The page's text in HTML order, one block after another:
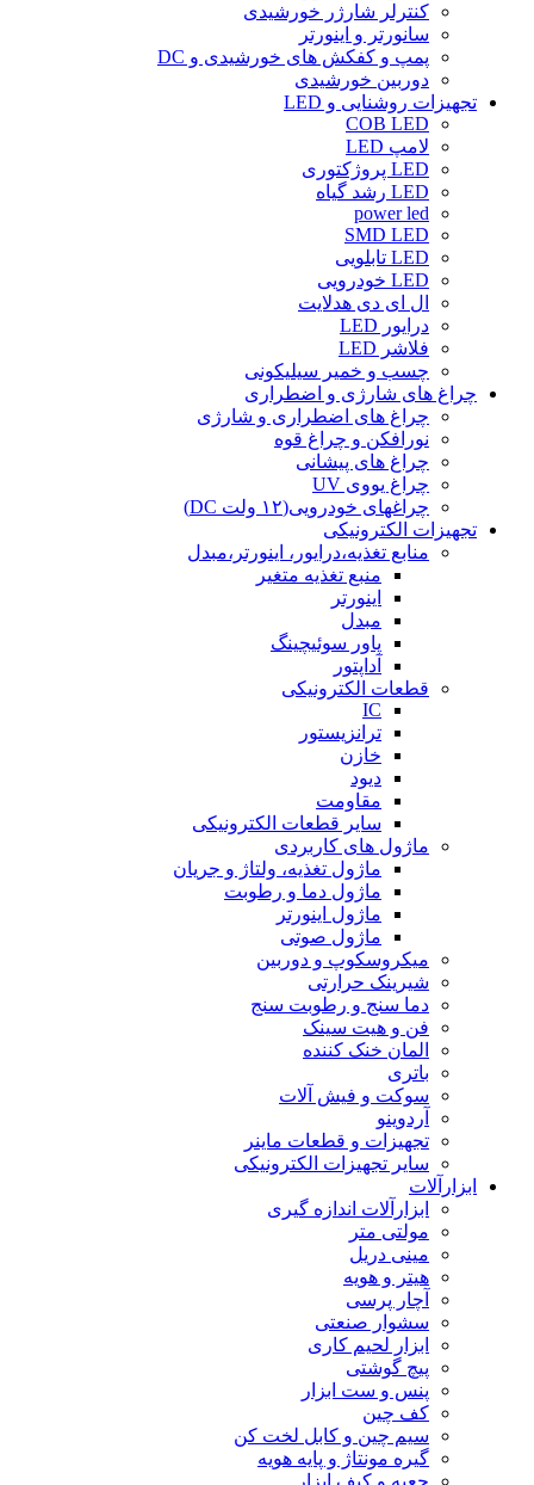
کنترلر شارژر خورشیدی
سانورتر و اینورتر
پمپ و کفکش های خورشیدی و DC
دوربین خورشیدی
تجهیزات روشنایی و LED
COB LED
لامپ LED
LED پروژکتوری
LED رشد گیاه
power led
SMD LED
LED تابلویی
LED خودرویی
ال ای دی هدلایت
درایور LED
فلاشر LED
چسب و خمیر سیلیکونی
چراغ های شارژی و اضطراری
چراغ های اضطراری و شارژی
نورافکن و چراغ قوه
چراغ های پیشانی
چراغ یووی UV
چراغهای خودرویی(۱۲ ولت DC)
تجهیزات الکترونیکی
منابع تغذیه،درایور، اینورتر،مبدل
منبع تغذیه متغیر
اینورتر
مبدل
پاور سوئیچینگ
آداپتور
قطعات الکترونیکی
IC
ترانزیستور
خازن
دیود
مقاومت
سایر قطعات الکترونیکی
ماژول های کاربردی
ماژول تغذیه، ولتاژ و جریان
ماژول دما و رطوبت
ماژول اینورتر
ماژول صوتی
میکروسکوپ و دوربین
شیرینک حرارتی
دما سنج و رطوبت سنج
فن و هیت سینک
المان خنک کننده
باتری
سوکت و فیش آلات
آردوینو
تجهیزات و قطعات ماینر
سایر تجهیزات الکترونیکی
ابزارآلات
ابزارآلات اندازه گیری
مولتی متر
مینی دریل
هیتر و هویه
آچار پرسی
سشوار صنعتی
ابزار لحیم کاری
پیچ گوشتی
پنس و ست ابزار
کف چین
سیم چین و کابل لخت کن
گیره مونتاژ و پایه هویه
جعبه و کیف ابزار